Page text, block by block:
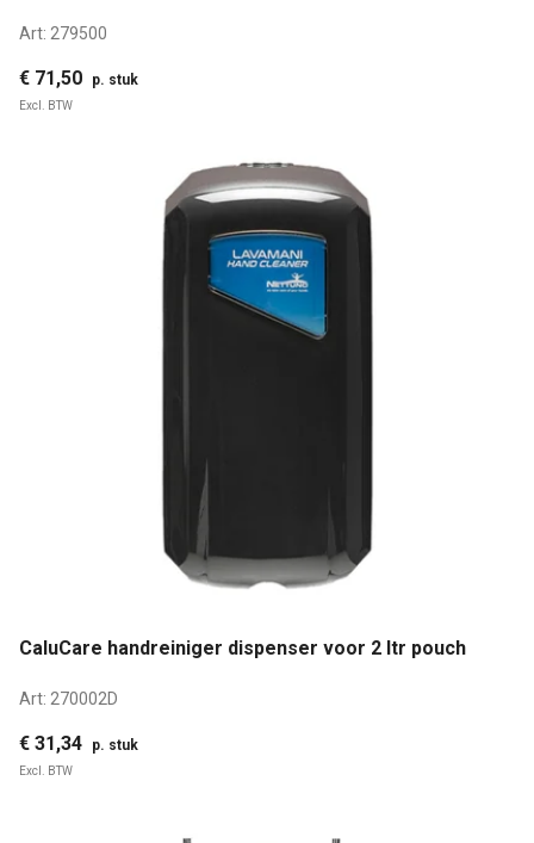
Art: 279500
€ 71,50 p. stuk
Excl. BTW
CaluCare handreiniger dispenser voor 2 ltr pouch
Art: 270002D
€ 31,34 p. stuk
Excl. BTW